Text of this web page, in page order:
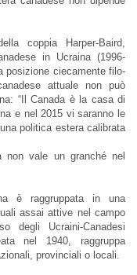
coppia Harper-Baird,
in Ucraina (1996-
posizione ciecamente filo-
attuale non può
“Il Canada è la casa di
e nel 2015 vi saranno le
politica estera calibrata
non vale un granché nel
è raggruppata in una
assai attive nel campo
degli Ucraini-Canadesi
nel 1940, raggruppa
provinciali o locali.